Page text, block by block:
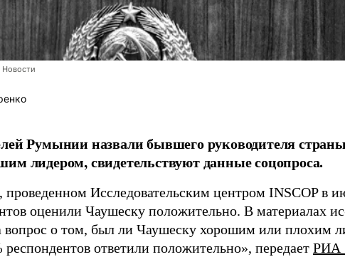
Румынии назвали бывшего руководителя
лидером, свидетельствуют данные соцопроса.
проведенном Исследовательским центром INSCOP в
оценили Чаушеску положительно. В материалах
вопрос о том, был ли Чаушеску хорошим или плохим
ответили положительно», передает РИА